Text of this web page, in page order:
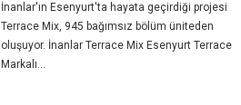
İnanlar'ın Esenyurt'ta hayata geçirdiği projesi
Terrace Mix, 945 bağımsız bölüm üniteden
oluşuyor. İnanlar Terrace Mix Esenyurt Terrace
Markalı...